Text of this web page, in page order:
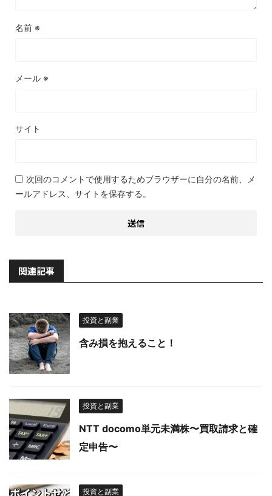
名前 ※
メール ※
サイト
次回のコメントで使用するためブラウザーに自分の名前、メ
ールアドレス、サイトを保存する。
関連記事
投資と副業
含み損を抱えること！
投資と副業
NTT docomo単元未満株〜買取請求と確
定申告〜
投資と副業